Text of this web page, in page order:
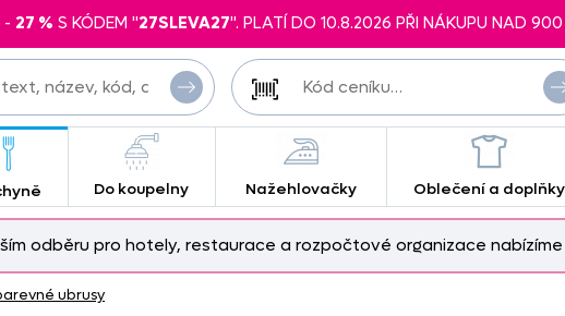
- 27 % S KÓDEM "27SLEVA27". PLATÍ DO 10.8.2026 PŘI NÁKUPU NAD
Do koupelny Nažehlovačky Oblečení a doplňky
odběru pro hotely, restaurace a rozpočtové organizace
ubrusy